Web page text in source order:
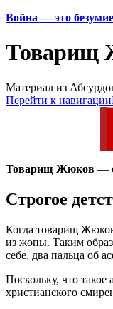
Война — это
Товарищ
Материал из
Перейти к навигации
Товарищ Жюков —
Строгое
Когда товарищ
из жопы. Таким
себе, два пальца об
Поскольку, что
христианского